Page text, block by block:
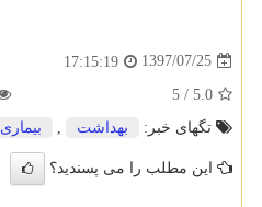
1397/07/25
17:15:19
5.0
/
5
تگهای خبر:
بهداشت بیماری
این مطلب را می پسندید؟